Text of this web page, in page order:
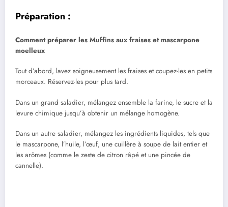
Préparation :
Comment préparer les Muffins aux fraises et mascarpone
moelleux
Tout d’abord, lavez soigneusement les fraises et coupez-les en petits
morceaux. Réservez-les pour plus tard.
Dans un grand saladier, mélangez ensemble la farine, le sucre et la
levure chimique jusqu’à obtenir un mélange homogène.
Dans un autre saladier, mélangez les ingrédients liquides, tels que
le mascarpone, l’huile, l’œuf, une cuillère à soupe de lait entier et
les arômes (comme le zeste de citron râpé et une pincée de
cannelle).